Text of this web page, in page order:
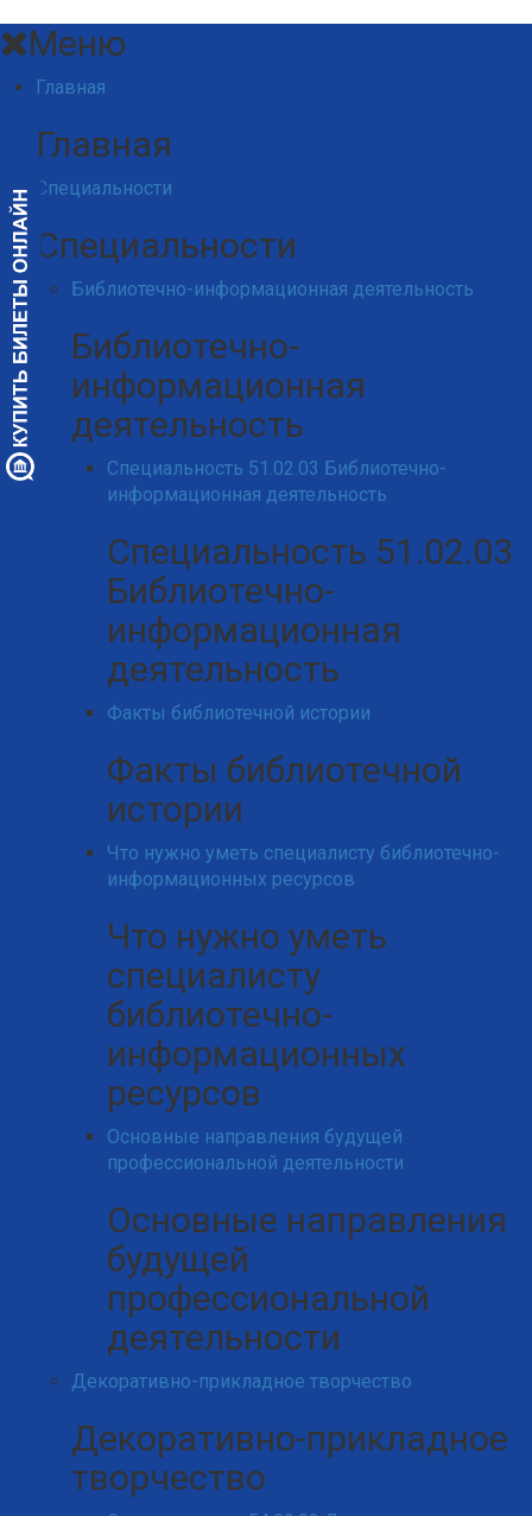
Меню
Главная
Главная
Специальности
Специальности
Библиотечно-информационная деятельность
Библиотечно-
информационная
деятельность
Специальность 51.02.03 Библиотечно-
информационная деятельность
Специальность 51.02.03
Библиотечно-
информационная
деятельность
Факты библиотечной истории
Факты библиотечной
истории
Что нужно уметь специалисту библиотечно-
информационных ресурсов
Что нужно уметь
специалисту
библиотечно-
информационных
ресурсов
Основные направления будущей
профессиональной деятельности
Основные направления
будущей
профессиональной
деятельности
Декоративно-прикладное творчество
Декоративно-прикладное
творчество